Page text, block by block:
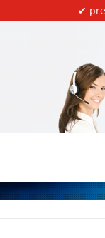
✔